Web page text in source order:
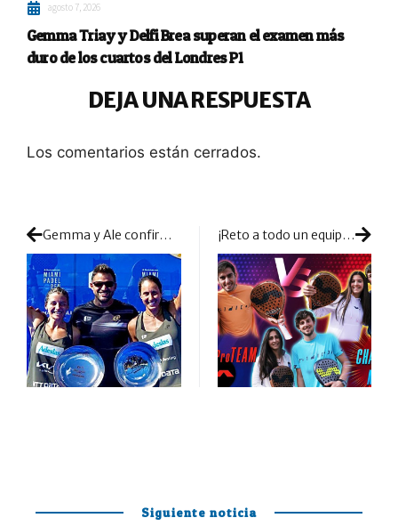
agosto 7, 2026
Gemma Triay y Delfi Brea superan el examen más
duro de los cuartos del Londres P1
DEJA UNA RESPUESTA
Los comentarios están cerrados.
Gemma y Ale confirman su supremacía: primer título del año logrado con gran dominio ¡Reto a todo un equipo! Ponemos a prueba al Varlion Pro Team en un Desde Dentro del Pádel TV muy especial
Siguiente noticia